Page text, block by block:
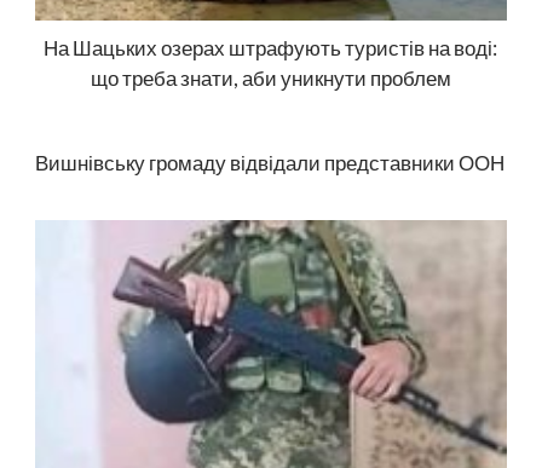
На Шацьких озерах штрафують туристів на воді:
що треба знати, аби уникнути проблем
Вишнівську громаду відвідали представники ООН